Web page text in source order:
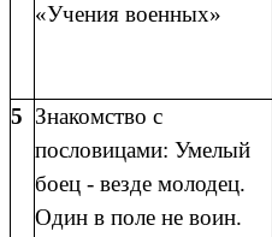
«Учения военных»
5 Знакомство с
пословицами: Умелый
боец - везде молодец.
Один в поле не воин.